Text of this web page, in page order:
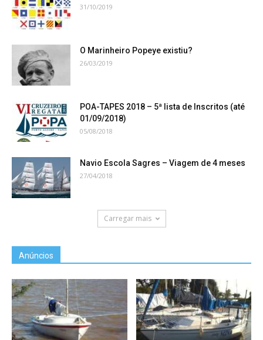
31/10/2019
O Marinheiro Popeye existiu?
26/03/2019
POA-TAPES 2018 – 5ª lista de Inscritos (até
01/09/2018)
05/08/2018
Navio Escola Sagres – Viagem de 4 meses
27/04/2018
Carregar mais
Anúncios